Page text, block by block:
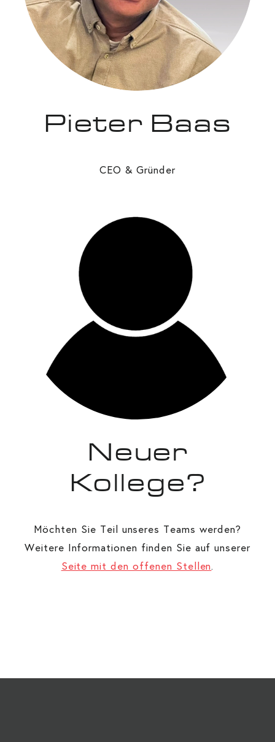
Pieter Baas
CEO & Gründer
Neuer
Kollege?
Möchten Sie Teil unseres Teams werden?
Weitere Informationen finden Sie auf unserer
Seite mit den offenen Stellen.